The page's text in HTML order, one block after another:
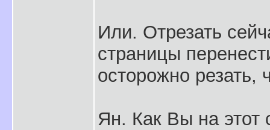
Или. Отрезать
страницы
осторожно резать,
Ян. Как Вы на этот